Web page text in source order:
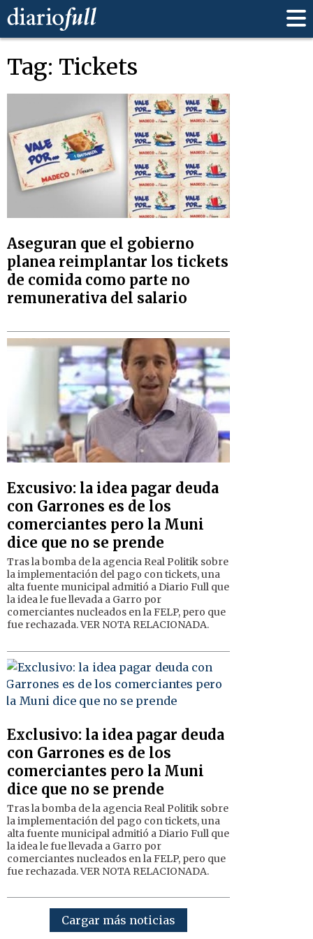
Tag: Tickets
Aseguran que el gobierno
planea reimplantar los tickets
de comida como parte no
remunerativa del salario
Excusivo: la idea pagar deuda
con Garrones es de los
comerciantes pero la Muni
dice que no se prende
Tras la bomba de la agencia Real Politik sobre
la implementación del pago con tickets, una
alta fuente municipal admitió a Diario Full que
la idea le fue llevada a Garro por
comerciantes nucleados en la FELP, pero que
fue rechazada. VER NOTA RELACIONADA.
Exclusivo: la idea pagar deuda
con Garrones es de los
comerciantes pero la Muni
dice que no se prende
Tras la bomba de la agencia Real Politik sobre
la implementación del pago con tickets, una
alta fuente municipal admitió a Diario Full que
la idea le fue llevada a Garro por
comerciantes nucleados en la FELP, pero que
fue rechazada. VER NOTA RELACIONADA.
Cargar más noticias